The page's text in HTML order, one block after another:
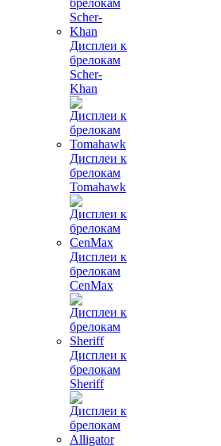
Дисплеи к
брелокам
Scher-
Khan
Дисплеи к
брелокам
Tomahawk
Дисплеи к
брелокам
CenMax
Дисплеи к
брелокам
Sheriff